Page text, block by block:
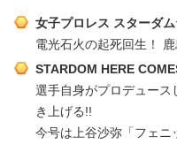
女子プロレス スターダ
電光石火の起死回生！
STARDOM HERE
選手自身がプロデュー
き上げる!!
今号は上谷沙弥「フェニ